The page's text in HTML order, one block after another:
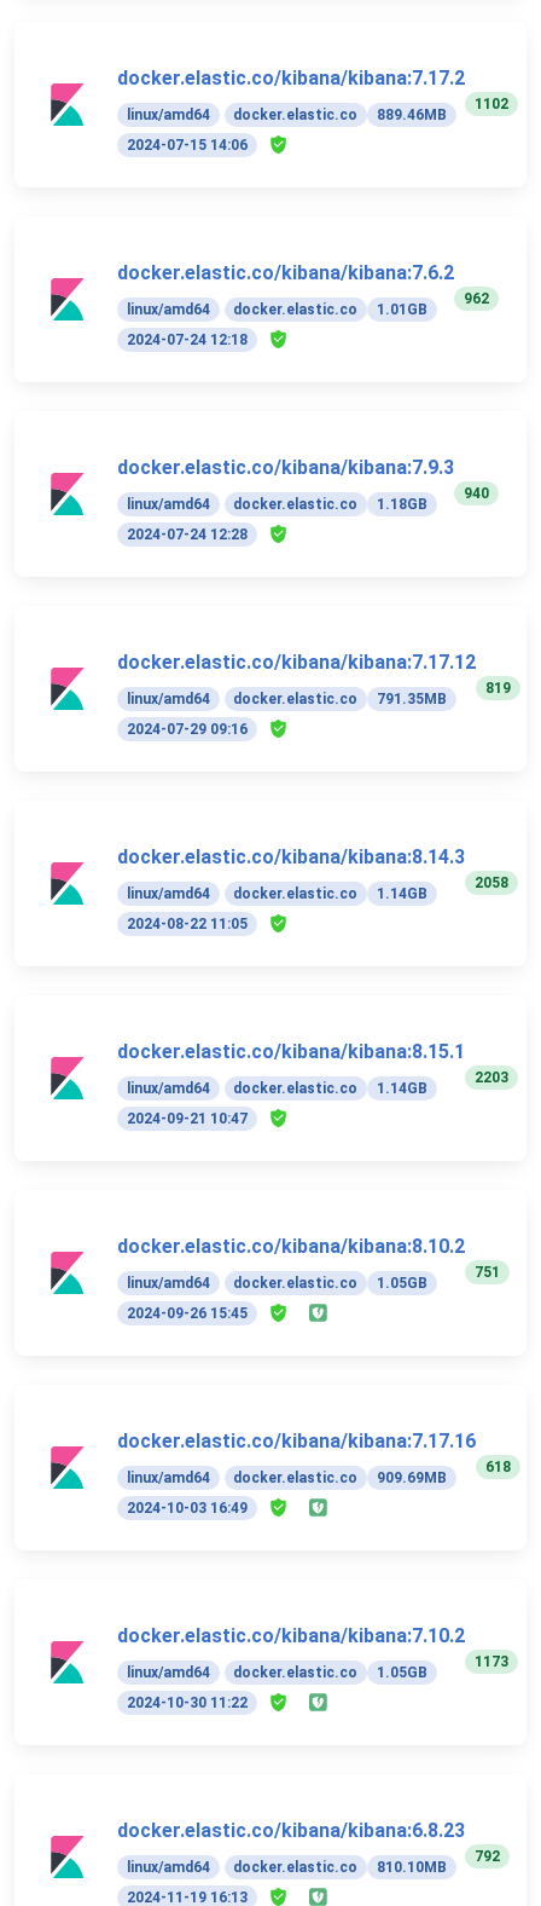
docker.elastic.co/kibana/kibana:7.17.2
linux/amd64 docker.elastic.co
889.46MB
2024-07-15 14:06
1102
docker.elastic.co/kibana/kibana:7.6.2
linux/amd64 docker.elastic.co
1.01GB
2024-07-24 12:18
962
docker.elastic.co/kibana/kibana:7.9.3
linux/amd64 docker.elastic.co
1.18GB
2024-07-24 12:28
940
docker.elastic.co/kibana/kibana:7.17.12
linux/amd64 docker.elastic.co
791.35MB
2024-07-29 09:16
819
docker.elastic.co/kibana/kibana:8.14.3
linux/amd64 docker.elastic.co
1.14GB
2024-08-22 11:05
2058
docker.elastic.co/kibana/kibana:8.15.1
linux/amd64 docker.elastic.co
1.14GB
2024-09-21 10:47
2203
docker.elastic.co/kibana/kibana:8.10.2
linux/amd64 docker.elastic.co
1.05GB
2024-09-26 15:45
751
docker.elastic.co/kibana/kibana:7.17.16
linux/amd64 docker.elastic.co
909.69MB
2024-10-03 16:49
618
docker.elastic.co/kibana/kibana:7.10.2
linux/amd64 docker.elastic.co
1.05GB
2024-10-30 11:22
1173
docker.elastic.co/kibana/kibana:6.8.23
linux/amd64 docker.elastic.co
810.10MB
2024-11-19 16:13
792